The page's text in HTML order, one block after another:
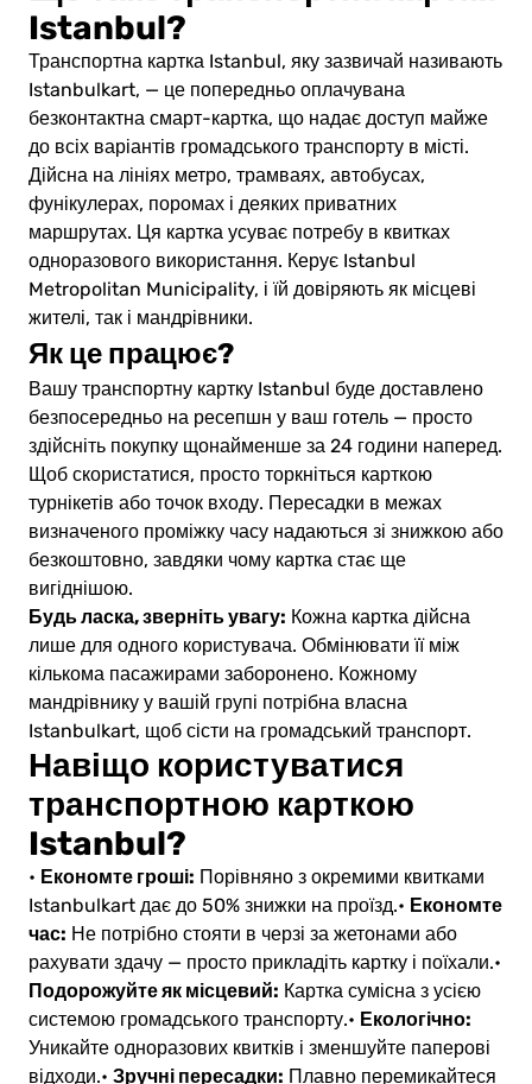
Istanbul?
Транспортна картка Istanbul, яку зазвичай називають
Istanbulkart, — це попередньо оплачувана
безконтактна смарт-картка, що надає доступ майже
до всіх варіантів громадського транспорту в місті.
Дійсна на лініях метро, трамваях, автобусах,
фунікулерах, поромах і деяких приватних
маршрутах. Ця картка усуває потребу в квитках
одноразового використання. Керує Istanbul
Metropolitan Municipality, і їй довіряють як місцеві
жителі, так і мандрівники.
Як це працює?
Вашу транспортну картку Istanbul буде доставлено
безпосередньо на ресепшн у ваш готель — просто
здійсніть покупку щонайменше за 24 години наперед.
Щоб скористатися, просто торкніться карткою
турнікетів або точок входу. Пересадки в межах
визначеного проміжку часу надаються зі знижкою або
безкоштовно, завдяки чому картка стає ще
вигіднішою.
Будь ласка, зверніть увагу: Кожна картка дійсна
лише для одного користувача. Обмінювати її між
кількома пасажирами заборонено. Кожному
мандрівнику у вашій групі потрібна власна
Istanbulkart, щоб сісти на громадський транспорт.
Навіщо користуватися
транспортною карткою
Istanbul?
• Економте гроші: Порівняно з окремими квитками
Istanbulkart дає до 50% знижки на проїзд.• Економте
час: Не потрібно стояти в черзі за жетонами або
рахувати здачу — просто прикладіть картку і поїхали.•
Подорожуйте як місцевий: Картка сумісна з усією
системою громадського транспорту.• Екологічно:
Уникайте одноразових квитків і зменшуйте паперові
відходи.• Зручні пересадки: Плавно перемикайтеся